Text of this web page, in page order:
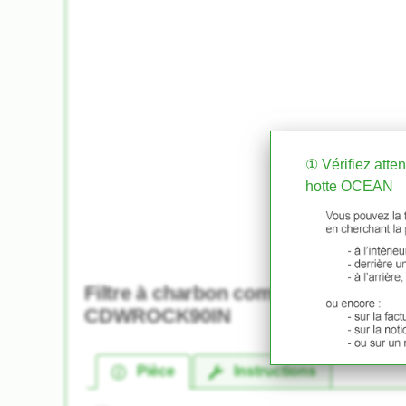
Filtre à charbon compatible pour
CDWROCK90IN
Pièce Instructions
① Vérifiez
hotte OCEAN